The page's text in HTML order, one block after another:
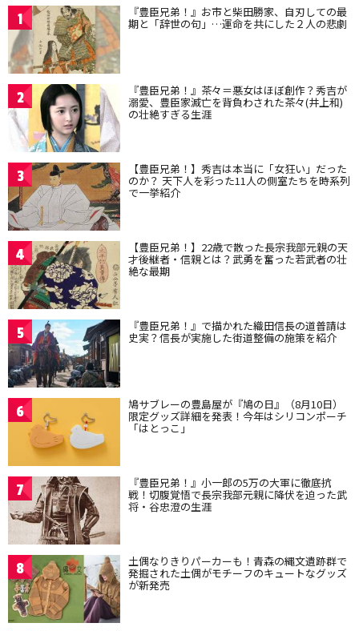
1 『豊臣兄弟！』お市と柴田勝家、自刃しての最
期と「辞世の句」…運命を共にした２人の悲劇
2 『豊臣兄弟！』茶々＝悪女はほぼ創作？秀吉が
溺愛、豊臣家滅亡を背負わされた茶々(井上和)
の壮絶すぎる生涯
3 【豊臣兄弟！】秀吉は本当に「女狂い」だった
のか？ 天下人を彩った11人の側室たちを時系列
で一挙紹介
4 【豊臣兄弟！】22歳で散った長宗我部元親の天
才後継者・信親とは？武勇を奮った若武者の壮
絶な最期
5 『豊臣兄弟！』で描かれた織田信長の道普請は
史実？信長が実施した街道整備の施策を紹介
6 鳩サブレーの豊島屋が『鳩の日』（8月10日）
限定グッズ詳細を発表！今年はシリコンポーチ
「はとっこ」
7 『豊臣兄弟！』小一郎の5万の大軍に徹底抗
戦！切腹覚悟で長宗我部元親に降伏を迫った武
将・谷忠澄の生涯
8 土偶なりきりパーカーも！青森の縄文遺跡群で
発掘された土偶がモチーフのキュートなグッズ
が新発売